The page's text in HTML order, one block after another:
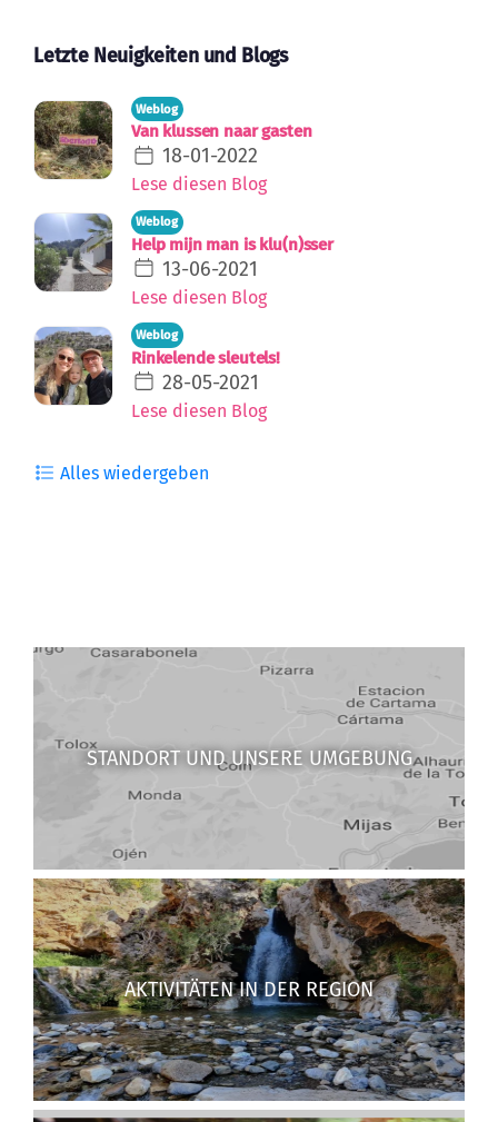
Van klussen naar gasten
18-01-2022
Lese diesen Blog
Weblog
Help mijn man is klu(n)sser
13-06-2021
Lese diesen Blog
Weblog
Rinkelende sleutels!
28-05-2021
Lese diesen Blog
STANDORT UND UNSERE UMGEBUNG
AKTIVITÄTEN IN DER REGION